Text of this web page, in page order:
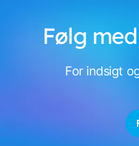
Følg
For indsigt